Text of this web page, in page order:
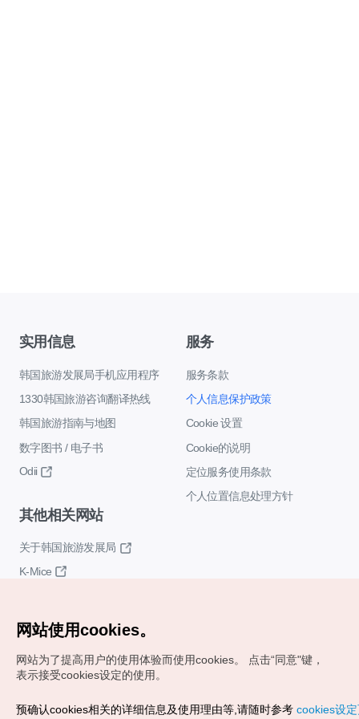
实用信息
韩国旅游发展局手机应用程序
1330韩国旅游咨询翻译热线
韩国旅游指南与地图
数字图书 / 电子书
Odii
服务
服务条款
个人信息保护政策
Cookie 设置
Cookie的说明
定位服务使用条款
个人位置信息处理方针
其他相关网站
关于韩国旅游发展局
K-Mice
Copyrights (c) 韩国旅游发展局版权所有
网站使用cookies。
网站为了提高用户的使用体验而使用cookies。
点击“同意"键，
表示接受cookies设定的使用。
预确认cookies相关的详细信息及使用理由等,请随时参考 cookies设